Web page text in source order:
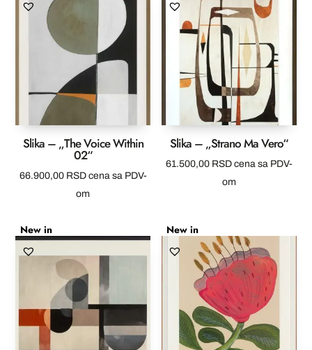
Slika – „The Voice Within
02“
66.900,00 RSD cena sa PDV-
om
Slika – „Strano Ma Vero“
61.500,00 RSD cena sa PDV-
om
New in New in